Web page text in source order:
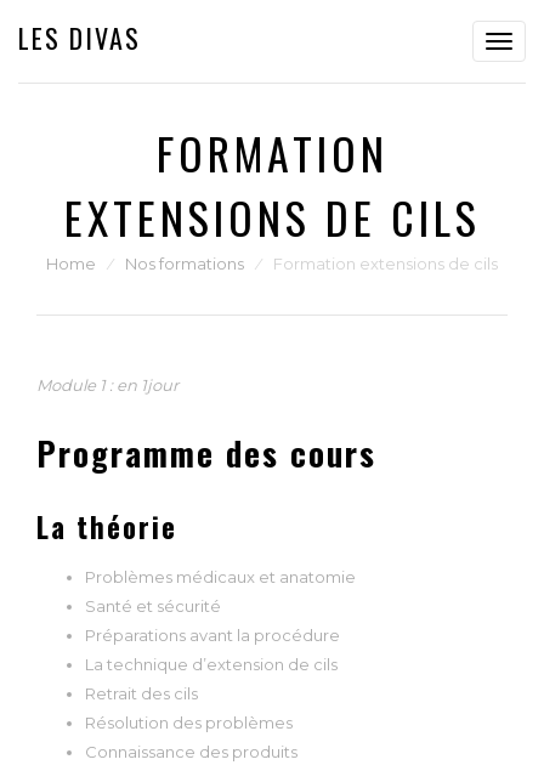
LES DIVAS
FORMATION
EXTENSIONS DE CILS
Home ⁄ Nos formations ⁄ Formation extensions de cils
Module 1 : en 1jour
Programme des cours
La théorie
Problèmes médicaux et anatomie
Santé et sécurité
Préparations avant la procédure
La technique d’extension de cils
Retrait des cils
Résolution des problèmes
Connaissance des produits